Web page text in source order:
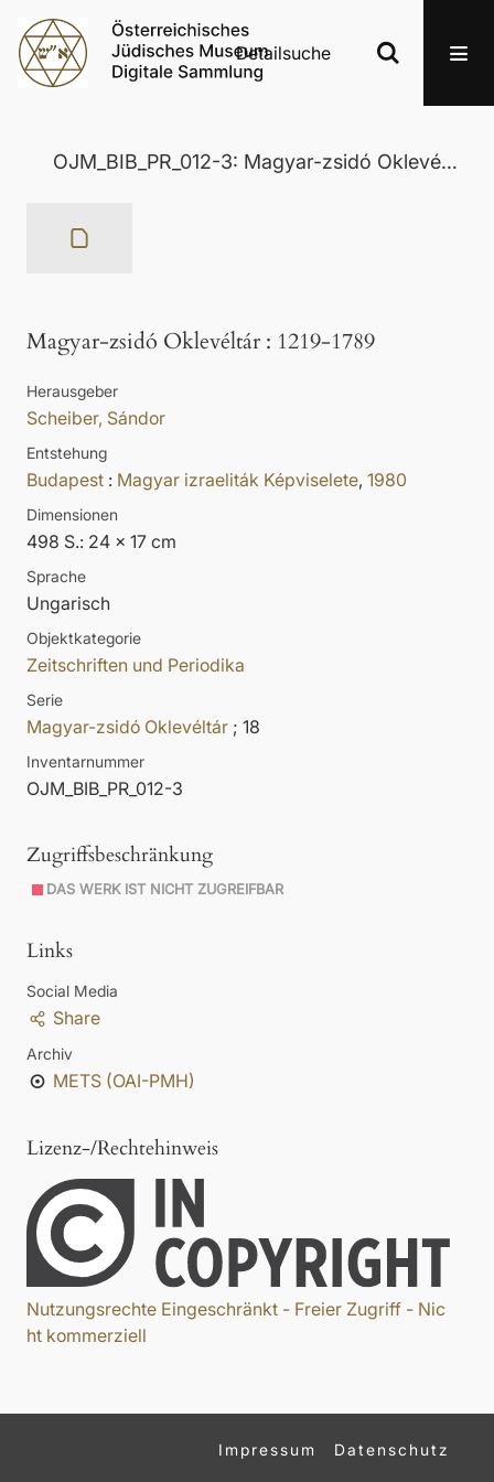
Detailsuche
OJM_BIB_PR_012-3: Magyar-zsidó Oklevéltár
Magyar-zsidó Oklevéltár : 1219-1789
Herausgeber
Scheiber, Sándor
Entstehung
Budapest : Magyar izraeliták Képviselete, 1980
Dimensionen
498 S.: 24 x 17 cm
Sprache
Ungarisch
Objektkategorie
Zeitschriften und Periodika
Serie
Magyar-zsidó Oklevéltár ; 18
Inventarnummer
OJM_BIB_PR_012-3
Zugriffsbeschränkung
DAS WERK IST NICHT ZUGREIFBAR
Links
Social Media
Share
Archiv
METS (OAI-PMH)
Lizenz-/Rechtehinweis
Nutzungsrechte Eingeschränkt - Freier Zugriff - Nic
ht kommerziell
Impressum Datenschutz